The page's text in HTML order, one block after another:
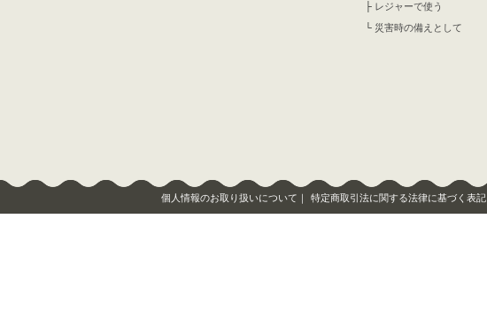
├ レジャーで使う
└ 災害時の備えとして
個人情報のお取り扱いについて ｜ 特定商取引法に関する法律に基づく表記